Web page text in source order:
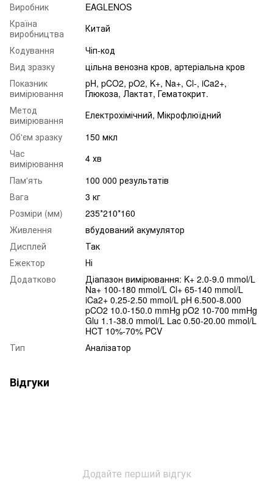
Виробник
EAGLENOS
Країна
виробництва
Китай
Кодування
Чіп-код
Вид зразку
цільна венозна кров, артеріальна кров
Показник
вимірювання
pH, pCO2, pO2, K+, Na+, Cl-, iCa2+,
Глюкоза, Лактат, Гематокрит.
Метод
вимірювання
Електрохімічний, Мікрофлюїдний
Об'єм зразку
150 мкл
Час
вимірювання
4 хв
Пам'ять
100 000 результатів
Вага
3 кг
Розміри (мм)
235*210*160
Живлення
вбудований акумулятор
Дисплей
Так
Ежектор
Ні
Додатково
Діапазон вимірювання: K+ 2.0-9.0 mmol/L
Na+ 100-180 mmol/L Cl+ 65-140 mmol/L
iCa2+ 0.25-2.50 mmol/L pH 6.500-8.000
pCO2 10.0-150.0 mmHg pO2 10-700 mmHg
Glu 1.1-38.0 mmol/L Lac 0.50-20.00 mmol/L
HCT 10%-70% PCV
Тип
Аналізатор
Відгуки
Додайте перший відгук